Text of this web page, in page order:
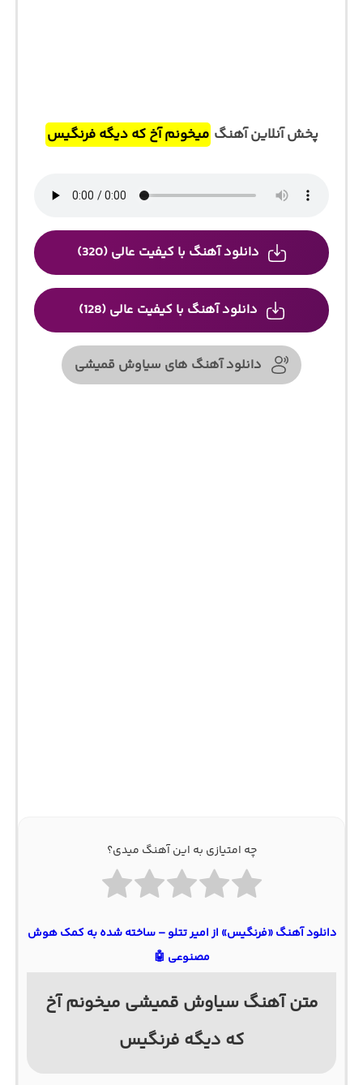
پخش آنلاین آهنگ میخونم آخ که دیگه فرنگیس
دانلود آهنگ با کیفیت عالی (320)
دانلود آهنگ با کیفیت عالی (128)
دانلود آهنگ های سیاوش قمیشی
چه امتیازی به این آهنگ میدی؟
دانلود آهنگ «فرنگیس» از امیر تتلو – ساخته شده به کمک هوش
مصنوعی 🤖
متن آهنگ سیاوش قمیشی میخونم آخ
که دیگه فرنگیس